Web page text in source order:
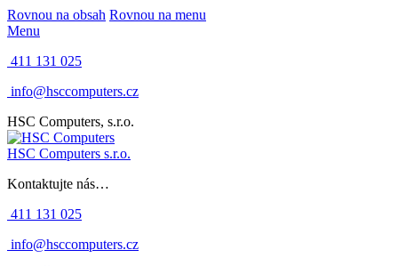
Rovnou na obsah Rovnou na menu
Menu
411 131 025
info@hsccomputers.cz
HSC Computers, s.r.o.
HSC Computers s.r.o.
Kontaktujte nás…
411 131 025
info@hsccomputers.cz